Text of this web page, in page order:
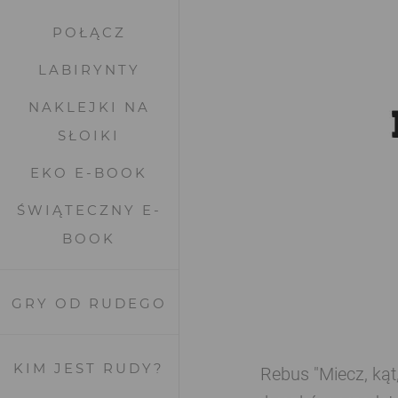
POŁĄCZ
LABIRYNTY
NAKLEJKI NA
SŁOIKI
EKO E-BOOK
ŚWIĄTECZNY E-
BOOK
GRY OD RUDEGO
KIM JEST RUDY?
Rebus "Miecz,